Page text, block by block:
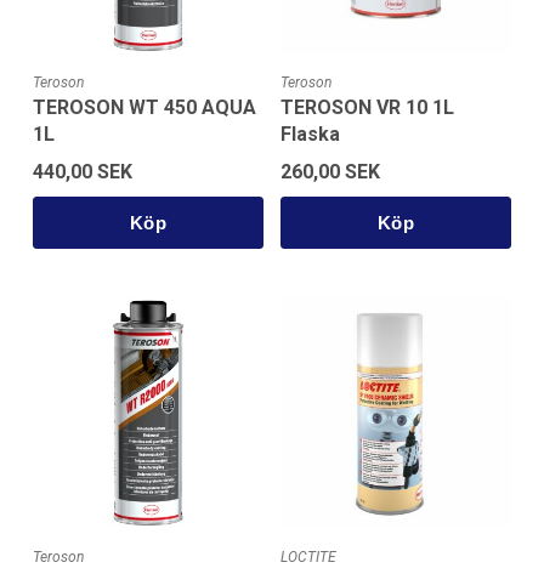
Teroson
TEROSON WT 450 AQUA
1L
440,00 SEK
Köp
Teroson
TEROSON VR 10 1L
Flaska
260,00 SEK
Köp
Teroson LOCTITE